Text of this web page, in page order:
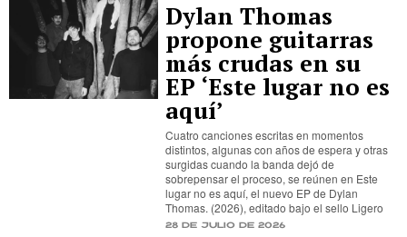
Dylan Thomas
propone guitarras
más crudas en su
EP ‘Este lugar no es
aquí’
Cuatro canciones escritas en momentos
distintos, algunas con años de espera y otras
surgidas cuando la banda dejó de
sobrepensar el proceso, se reúnen en Este
lugar no es aquí, el nuevo EP de Dylan
Thomas. (2026), editado bajo el sello Ligero
28 de julio de 2026